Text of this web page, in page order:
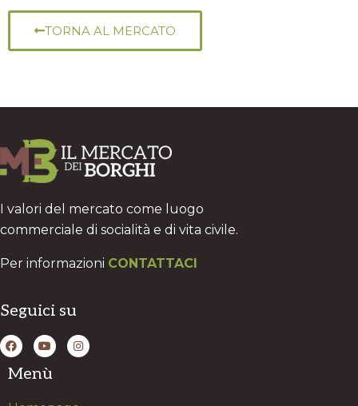
TORNA AL MERCATO
I valori del mercato come luogo
commerciale di socialità e di vita civile.
Per informazioni CONTATTACI
Seguici su
Menù